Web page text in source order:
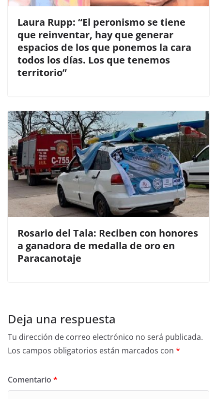
Laura Rupp: “El peronismo se tiene
que reinventar, hay que generar
espacios de los que ponemos la cara
todos los días. Los que tenemos
territorio”
Rosario del Tala: Reciben con honores
a ganadora de medalla de oro en
Paracanotaje
Deja una respuesta
Tu dirección de correo electrónico no será publicada.
Los campos obligatorios están marcados con *
Comentario *